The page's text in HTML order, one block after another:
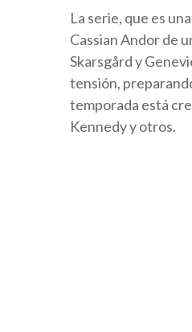
La serie, que es
Cassian Andor de
Skarsgård y
tensión,
temporada está
Kennedy y otros.